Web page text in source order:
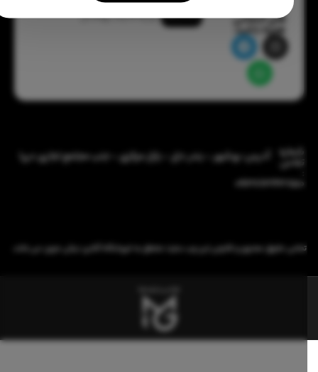
با ما در شبکه
های اجتماعی
همراه باشید:
شماره
تماس
09386343850
آدرس: بوشهر - بندر دیّر - بازار مرکزی - جنب مجتمع تجاری دریا
تمامی حقوق معنوی و قانونی این وب سایت متعلق به فروشگاه آنلاین نیکی مزون می باشد.